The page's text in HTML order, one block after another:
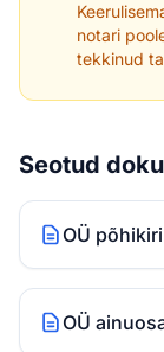
notari
tekkinud
Seotud
OÜ põhikiri
OÜ